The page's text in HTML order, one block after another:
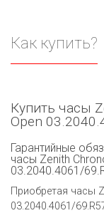
Как купить?
Купить часы
Open
Гарантийные
часы Zenith
03.2040.4061/
Приобретая часы
03.2040.4061/